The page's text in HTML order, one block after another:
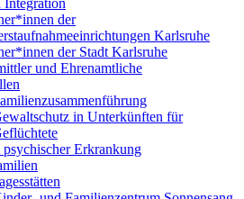
der
Karlsruhe
der Stadt Karlsruhe
und Ehrenamtliche
in Unterkünften für
Erkrankung